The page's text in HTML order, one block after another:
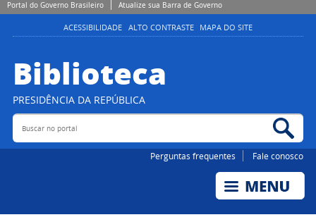
Portal do Governo Brasileiro Atualize sua Barra de Governo
ACESSIBILIDADE ALTO CONTRASTE MAPA DO SITE
Biblioteca
PRESIDÊNCIA DA REPÚBLICA
Buscar no portal
Perguntas frequentes Fale conosco